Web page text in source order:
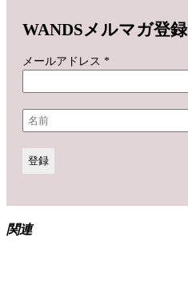
WANDSメルマガ登録
メールアドレス *
関連